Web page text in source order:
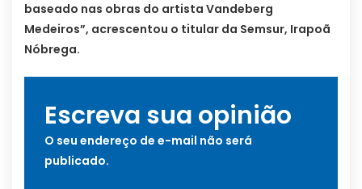
baseado nas obras do artista Vandeberg
Medeiros”, acrescentou o titular da Semsur, Irapoã
Nóbrega.
Escreva sua opinião
O seu endereço de e-mail não será
publicado.